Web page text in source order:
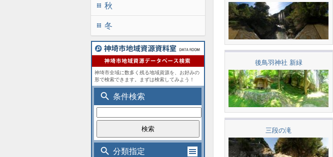
後鳥羽神社 新緑
三段の滝
apps 秋
apps 冬
神埼市全域に数多く残る地域資源を、お好みの
形で検索できます。まずは検索してみよう！
search 条件検索
search 分類指定